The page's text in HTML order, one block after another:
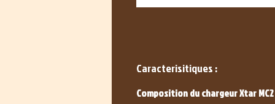
Caracterisitiques :
Composition du chargeur Xtar